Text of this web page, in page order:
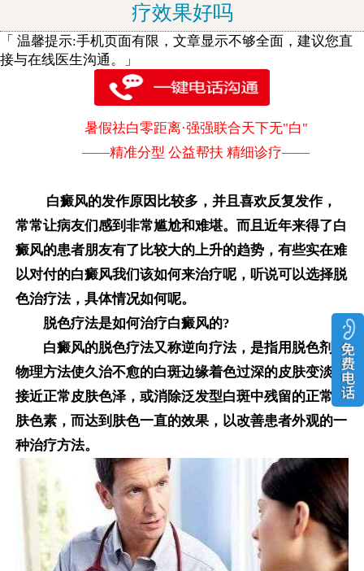
疗效果好吗
「 温馨提示:手机页面有限，文章显示不够全面，建议您直
接与在线医生沟通。」
暑假祛白零距离·强强联合天下无"白"
——精准分型 公益帮扶 精细诊疗——
白癜风的发作原因比较多，并且喜欢反复发作，
常常让病友们感到非常尴尬和难堪。而且近年来得了白
癜风的患者朋友有了比较大的上升的趋势，有些实在难
以对付的白癜风我们该如何来治疗呢，听说可以选择脱
色治疗法，具体情况如何呢。
脱色疗法是如何治疗白癜风的?
白癜风的脱色疗法又称逆向疗法，是指用脱色剂或
物理方法使久治不愈的白斑边缘着色过深的皮肤变淡而
接近正常皮肤色泽，或消除泛发型白斑中残留的正常皮
肤色素，而达到肤色一直的效果，以改善患者外观的一
种治疗方法。